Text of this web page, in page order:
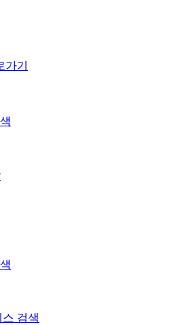
기
검색